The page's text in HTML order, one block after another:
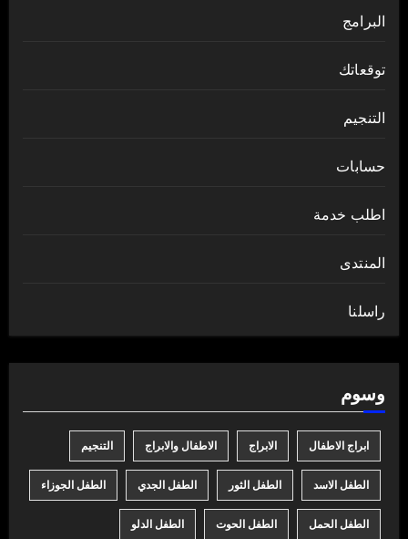
البرامج
توقعاتك
التنجيم
حسابات
اطلب خدمة
المنتدى
راسلنا
وسوم
ابراج الاطفال الابراج الاطفال والابراج التنجيم
الطفل الاسد الطفل الثور الطفل الجدي الطفل الجوزاء
الطفل الحمل الطفل الحوت الطفل الدلو